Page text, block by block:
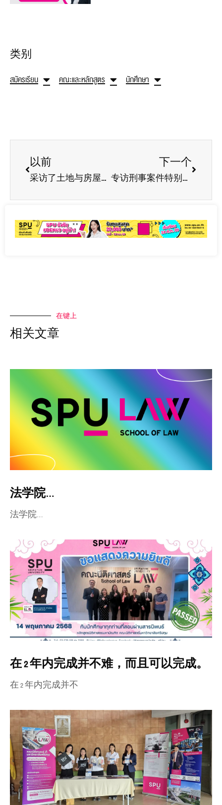
类别
สมัครเรียน คณะและหลักสูตร นักศึกษา
以前
采访了土地与房屋银行公共有限公司数据治理第一副总裁Kittipong Prachuaplap先生斯里帕图姆大学法学院校友
下一个
专访刑事案件特别检察官办公室检察官 Tevin Chanthet 先生9斯里帕图姆大学法学院校友
在键上
相关文章
法学院…
法学院…
在 2 年内完成并不难，而且可以完成。
在 2 年内完成并不